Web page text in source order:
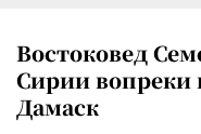
Востоковед
Сирии
Дамаск